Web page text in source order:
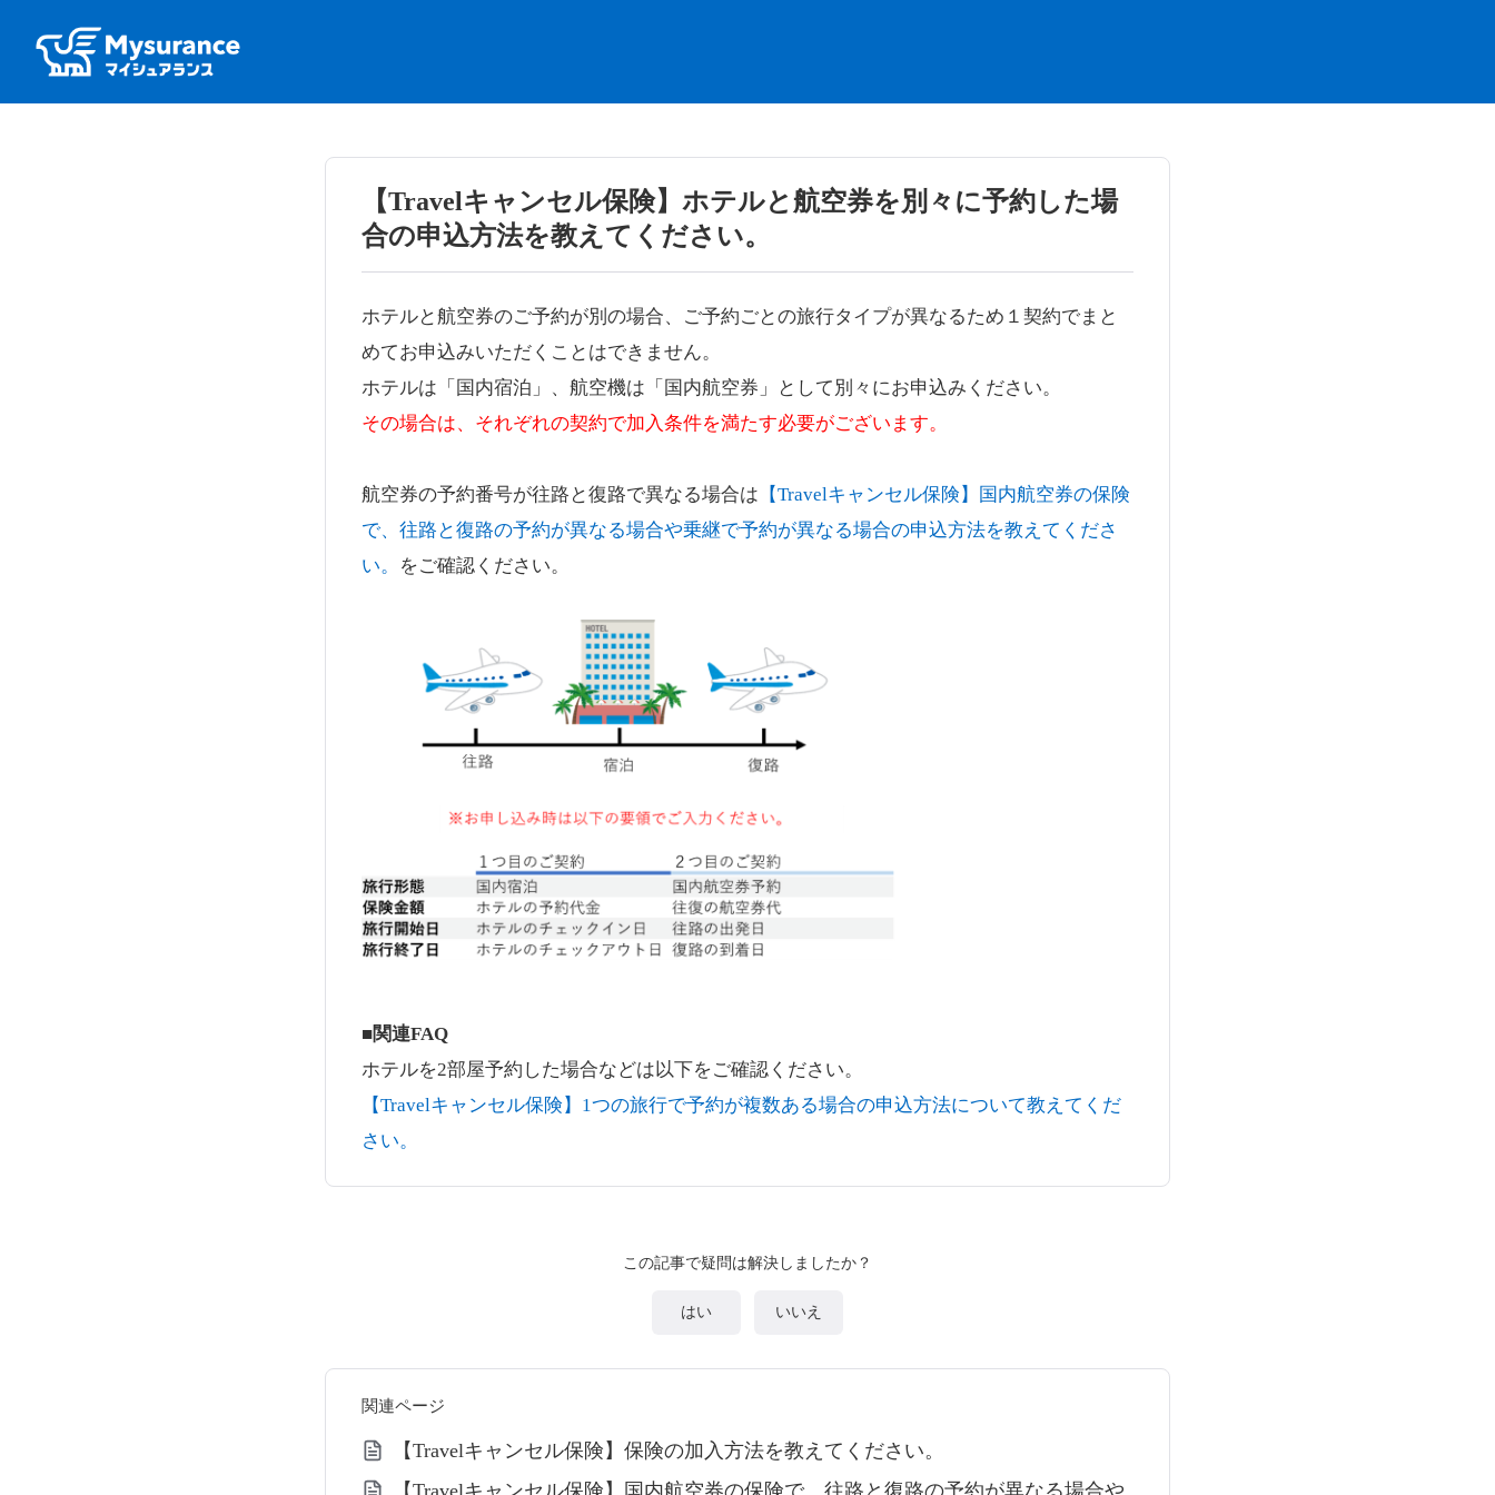
【Travelキャンセル保険】ホテルと航空券を別々に予約した場
合の申込方法を教えてください。
ホテルと航空券のご予約が別の場合、ご予約ごとの旅行タイプが異なるため１契約でまと
めてお申込みいただくことはできません。
ホテルは「国内宿泊」、航空機は「国内航空券」として別々にお申込みください。
その場合は、それぞれの契約で加入条件を満たす必要がございます。
航空券の予約番号が往路と復路で異なる場合は 【Travelキャンセル保険】国内航空券の保険
で、往路と復路の予約が異なる場合や乗継で予約が異なる場合の申込方法を教えてくださ
い。
をご確認ください。
■関連FAQ
ホテルを2部屋予約した場合などは以下をご確認ください。
【Travelキャンセル保険】1つの旅行で予約が複数ある場合の申込方法について教えてくだ
さい。
この記事で疑問は解決しましたか？
はい いいえ
関連ページ
【Travelキャンセル保険】保険の加入方法を教えてください。
【Travelキャンセル保険】国内航空券の保険で、往路と復路の予約が異なる場合や